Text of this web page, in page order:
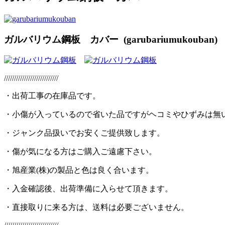
ガルバリウム鋼板 カバー (garubariumukouban)
///////////////////////////
・出荷工事の在庫品です。
・小傷が入っているので省いた品ですがヘコミやひずみは無
・ジャンク品扱いでお安くご提供致します。
・傷が気になる方はご購入ご遠慮下さい。
・旭産業(株)の製品と色は良く合います。
・入金確認後、出荷準備に入らせて頂きます。
・直接取りに来る方は、送料は必要ございません。